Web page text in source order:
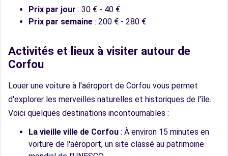
Prix par jour : 30 € - 40 €
Prix par semaine : 200 € - 280 €
Activités et lieux à visiter autour de
Corfou
Louer une voiture à l'aéroport de Corfou vous permet
d'explorer les merveilles naturelles et historiques de l'île.
Voici quelques destinations incontournables :
La vieille ville de Corfou : À environ 15 minutes en
voiture de l'aéroport, un site classé au patrimoine